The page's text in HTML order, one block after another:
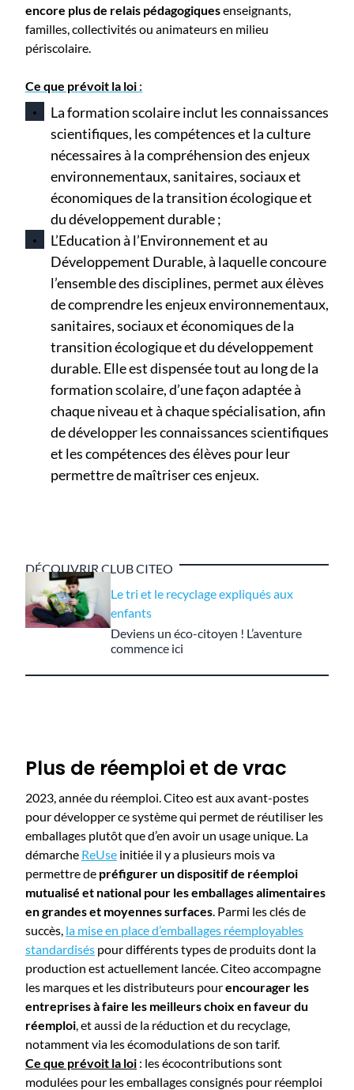
encore plus de relais pédagogiquesenseignants,
familles, collectivités ou animateurs en milieu
périscolaire.
Ce que prévoit la loi :
La formation scolaire inclut les connaissances
scientifiques, les compétences et la culture
nécessaires à la compréhension des enjeux
environnementaux, sanitaires, sociaux et
économiques de la transition écologique et
du développement durable ;
L’Education à l’Environnement et au
Développement Durable, à laquelle concoure
l’ensemble des disciplines, permet aux élèves
de comprendre les enjeux environnementaux,
sanitaires, sociaux et économiques de la
transition écologique et du développement
durable. Elle est dispensée tout au long de la
formation scolaire, d’une façon adaptée à
chaque niveau et à chaque spécialisation, afin
de développer les connaissances scientifiques
et les compétences des élèves pour leur
permettre de maîtriser ces enjeux.
DÉCOUVRIR CLUB CITEO
Le tri et le recyclage expliqués aux
enfants
Deviens un éco-citoyen ! L’aventure
commence ici
Plus de réemploi et de vrac
2023, année du réemploi. Citeo est aux avant-postes
pour développer ce système qui permet de réutiliser les
emballages plutôt que d’en avoir un usage unique. La
démarche ReUse initiée il y a plusieurs mois va
permettre de préfigurer un dispositif de réemploi
mutualisé et national pour les emballages alimentaires
en grandes et moyennes surfaces . Parmi les clés de
succès, la mise en place d’emballages réemployables
standardisés pour différents types de produits dont la
production est actuellement lancée. Citeo accompagne
les marques et les distributeurs pourencourager les
entreprises à faire les meilleurs choix en faveur du
réemploi , et aussi de la réduction et du recyclage,
notamment via les écomodulations de son tarif.
Ce que prévoit la loi : les écocontributions sont
modulées pour les emballages consignés pour réemploi